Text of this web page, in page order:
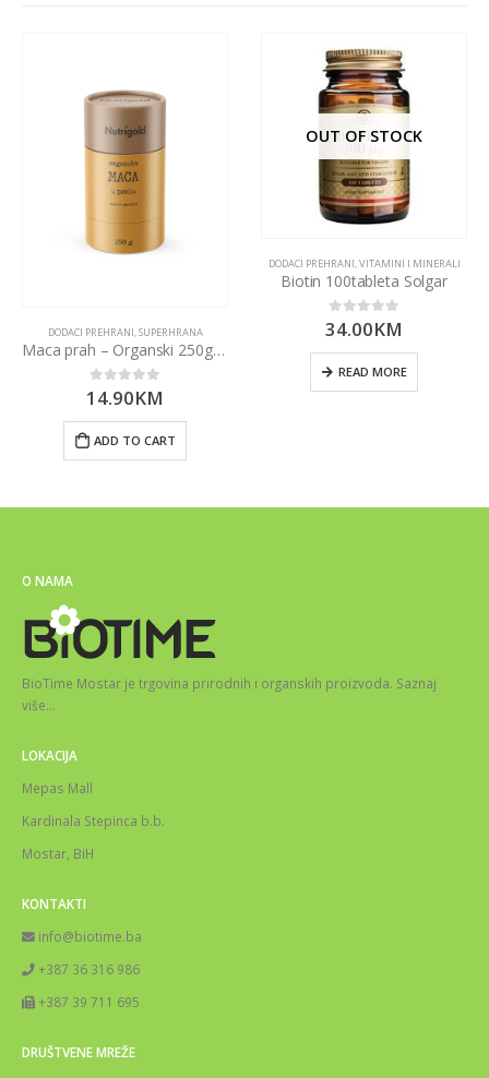
DODACI PREHRANI,SUPERHRANA
Maca prah – Organski 250g Nutrigold
0 out of 5
14.90KM
ADD TO CART
OUT OF STOCK
DODACI PREHRANI,VITAMINI I MINERALI
Biotin 100tableta Solgar
0 out of 5
34.00KM
READ MORE
O NAMA
BioTime Mostar je trgovina prirodnih i organskih proizvoda. Saznaj
više…
LOKACIJA
Mepas Mall
Kardinala Stepinca b.b.
Mostar, BiH
KONTAKTI
info@biotime.ba
+387 36 316 986
+387 39 711 695
DRUŠTVENE MREŽE